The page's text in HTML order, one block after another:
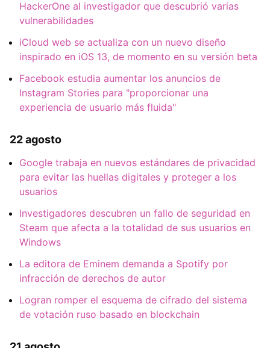
HackerOne al investigador que descubrió varias
vulnerabilidades
iCloud web se actualiza con un nuevo diseño
inspirado en iOS 13, de momento en su versión beta
Facebook estudia aumentar los anuncios de
Instagram Stories para "proporcionar una
experiencia de usuario más fluida"
22 agosto
Google trabaja en nuevos estándares de privacidad
para evitar las huellas digitales y proteger a los
usuarios
Investigadores descubren un fallo de seguridad en
Steam que afecta a la totalidad de sus usuarios en
Windows
La editora de Eminem demanda a Spotify por
infracción de derechos de autor
Logran romper el esquema de cifrado del sistema
de votación ruso basado en blockchain